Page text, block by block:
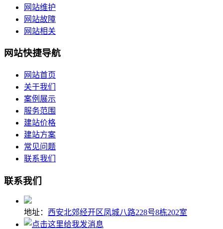
网站维护
网站故障
网站相关
网站快捷导航
网站首页
关于我们
案例展示
服务范围
建站价格
建站方案
常见问题
联系我们
联系我们
地址： 西安北郊经开区凤城八路228号8栋202室